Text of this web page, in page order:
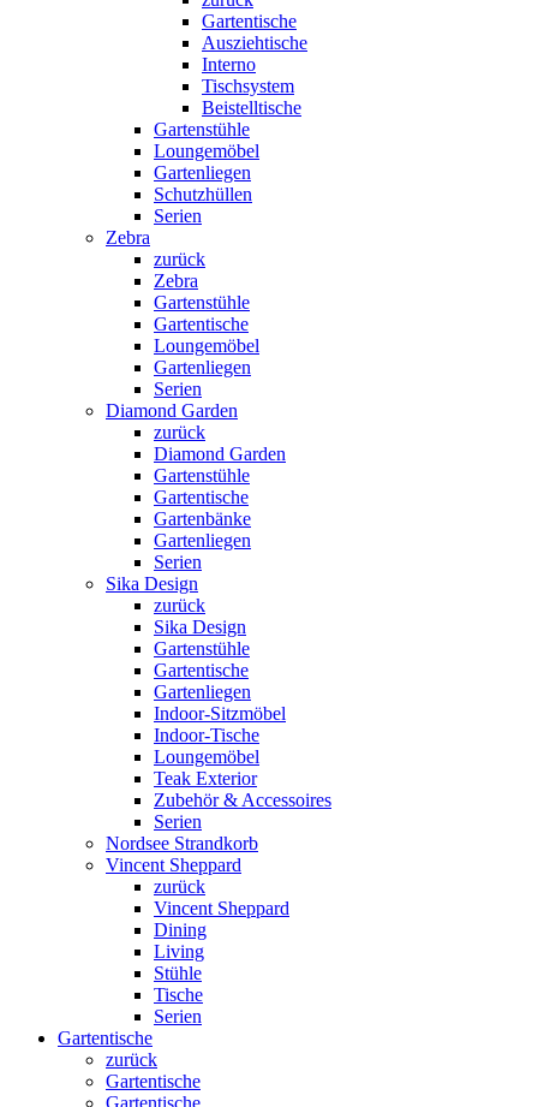
Gartentische
Ausziehtische
Interno
Tischsystem
Beistelltische
Gartenstühle
Loungemöbel
Gartenliegen
Schutzhüllen
Serien
Zebra
zurück
Zebra
Gartenstühle
Gartentische
Loungemöbel
Gartenliegen
Serien
Diamond Garden
zurück
Diamond Garden
Gartenstühle
Gartentische
Gartenbänke
Gartenliegen
Serien
Sika Design
zurück
Sika Design
Gartenstühle
Gartentische
Gartenliegen
Indoor-Sitzmöbel
Indoor-Tische
Loungemöbel
Teak Exterior
Zubehör & Accessoires
Serien
Nordsee Strandkorb
Vincent Sheppard
zurück
Vincent Sheppard
Dining
Living
Stühle
Tische
Serien
Gartentische
zurück
Gartentische
Gartentische